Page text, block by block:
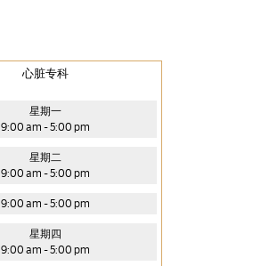
心脏专科
星期一
9:00 am - 5:00 pm
星期二
9:00 am - 5:00 pm
9:00 am - 5:00 pm
星期四
9:00 am - 5:00 pm